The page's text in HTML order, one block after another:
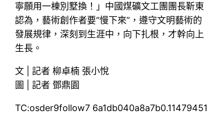
寧願用一棟別墅換！」中國煤礦文工團團長靳東
認為，藝術創作者要“慢下來”，遵守文明藝術的
發展規律，深刻到生涯中，向下扎根，才幹向上
生長。
文 | 記者 柳卓楠 張小悅
圖 | 記者 鄧鼎園
TC:osder9follow7 6a1db040a8a7b0.11479451